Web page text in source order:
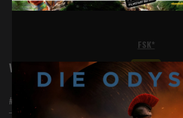
FSK*
Vaiana (Live Action)
#Abenteuer #Action